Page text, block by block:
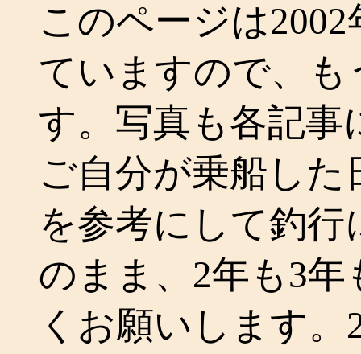
このページは
ていますので、
す。写真も各記事
ご自分が乗船し
を参考にして釣
のまま、2年も3
くお願いします